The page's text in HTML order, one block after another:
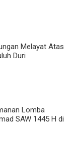
Melayat Atas
Duri
Lomba
SAW 1445 H di